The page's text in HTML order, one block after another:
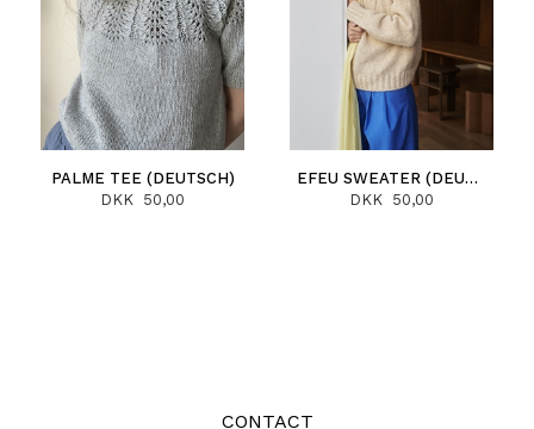
PALME TEE (DEUTSCH)
DKK 50,00
EFEU SWEATER (DEUTSCH)
DKK 50,00
CONTACT